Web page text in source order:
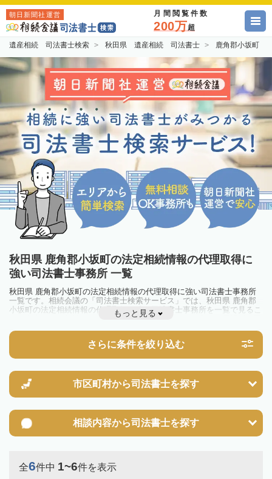
朝日新聞社運営 月間閲覧件数
200万超
遺産相続 司法書士検索 秋田県 遺産相続 司法書士 鹿角郡小坂町
秋田県 鹿角郡小坂町の法定相続情報の代理取得に
強い司法書士事務所 一覧
秋田県 鹿角郡小坂町の法定相続情報の代理取得に強い司法書士事務所
一覧です。相続会議の「司法書士検索サービス」では、秋田県 鹿角郡
小坂町の法定相続情報の代理取得に強い司法書士事務所を一覧で見るこ
とが出来ます。相続のトラブルやお悩みを抱えている方は一度近隣の司
もっと見る
さらに条件を絞り込む
市区町村から司法書士を探す
相談内容から司法書士を探す
全6件中 1~6件を表示